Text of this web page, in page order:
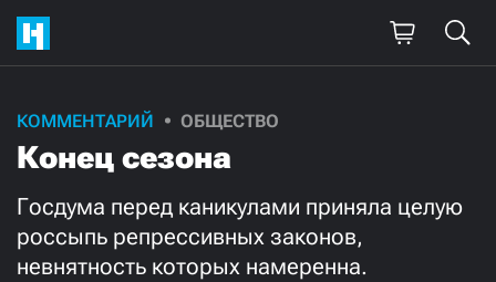
КОММЕНТАРИЙ ОБЩЕСТВО
Конец сезона
Госдума перед каникулами приняла целую
россыпь репрессивных законов,
невнятность которых намеренна.
Поддержите
нашу работу!
Ежемесячно Разово
3000 1000